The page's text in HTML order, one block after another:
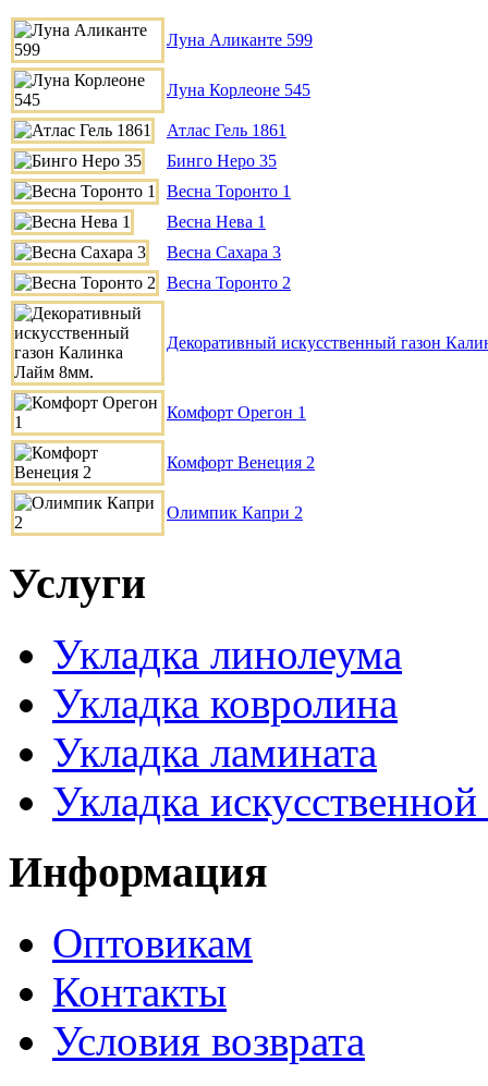
Луна Аликанте 599
Луна Корлеоне 545
Атлас Гель 1861
Бинго Неро 35
Весна Торонто 1
Весна Нева 1
Весна Сахара 3
Весна Торонто 2
Декоративный искусственный газон
Комфорт Орегон 1
Комфорт Венеция 2
Олимпик Капри 2
Услуги
Укладка линолеума
Укладка ковролина
Укладка ламината
Укладка
Информация
Оптовикам
Контакты
Условия возврата